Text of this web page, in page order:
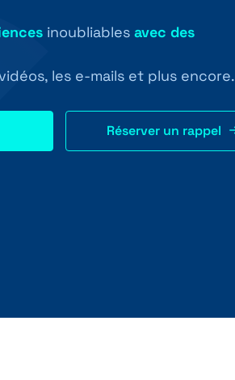
inoubliables avec des
les e-mails et plus encore.
Réserver un rappel